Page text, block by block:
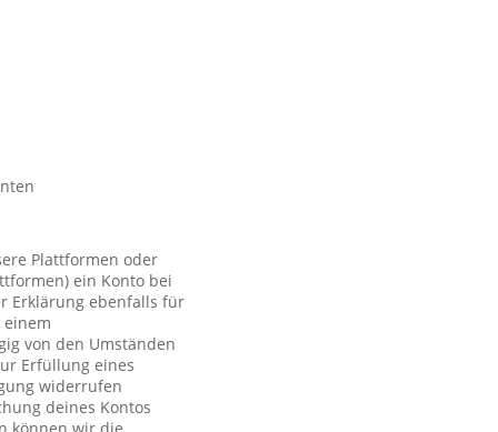
Plattformen oder
ein Konto bei
Erklärung ebenfalls für
von den Umständen
Erfüllung eines
widerrufen
deines Kontos